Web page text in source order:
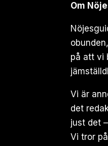
Om
på att vi
Vi är
det
just det
Vi tror